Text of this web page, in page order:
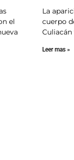
el
La
cuerpo
Leer mas »